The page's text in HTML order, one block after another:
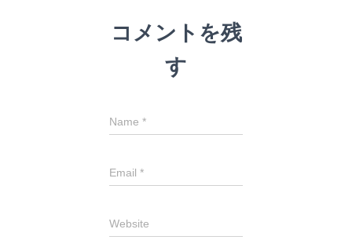
コメントを残
す
Name *
Email *
Website